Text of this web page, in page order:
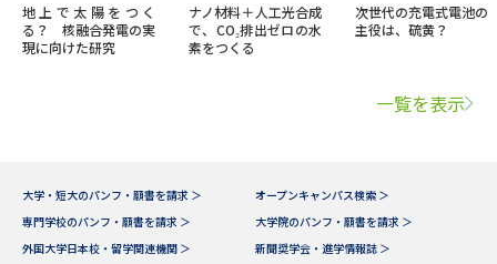
地上で太陽をつく
る？ 核融合発電の実
現に向けた研究
ナノ材料＋人工光合成
で、CO₂排出ゼロの水
素をつくる
次世代の充電式電池の
主役は、硫黄？
一覧を表示
大学・短大のパンフ・願書を請求 ＞
オープンキャンパス検索 ＞
専門学校のパンフ・願書を請求 ＞
大学院のパンフ・願書を請求 ＞
外国大学日本校・留学関連機関 ＞
新聞奨学会・進学情報誌 ＞